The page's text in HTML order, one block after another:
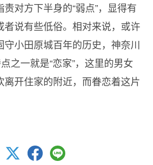
对方下半身的“弱点”，显得有
者说有些低俗。相对来说，或许
守小田原城百年的历史，神奈川
之一就是“恋家”，这里的男女
离开住家的附近，而眷恋着这片